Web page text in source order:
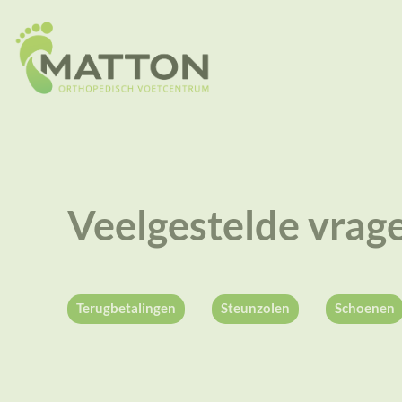
Veelgestelde
Terugbetalingen Steunzolen Schoenen